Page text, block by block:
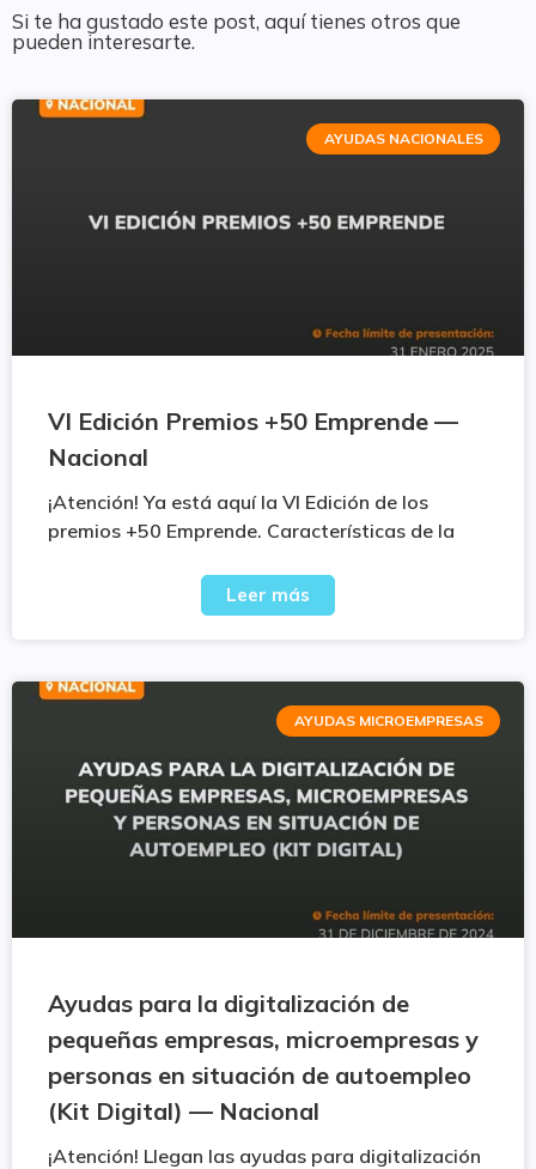
Si te ha gustado este post, aquí tienes otros que
pueden interesarte.
AYUDAS NACIONALES
VI Edición Premios +50 Emprende —
Nacional
¡Atención! Ya está aquí la VI Edición de los
premios +50 Emprende. Características de la
Leer más
AYUDAS MICROEMPRESAS
Ayudas para la digitalización de
pequeñas empresas, microempresas y
personas en situación de autoempleo
(Kit Digital) — Nacional
¡Atención! Llegan las ayudas para digitalización